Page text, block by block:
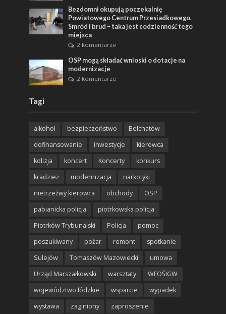
Bezdomni okupują poczekalnię
Powiatowego Centrum Przesiadkowego.
Smród i brud – taka jest codzienność tego
miejsca
2 komentarze
OSP mogą składać wnioski o dotacje na
modernizacje
2 komentarze
Tagi
alkohol bezpieczeństwo
Bełchatów
dofinansowanie
inwestycje
kierowca
kolizja
koncert Koncerty
konkurs
kradzież
modernizacja
narkotyki
nietrzeźwy kierowca
obchody
OSP
pabianicka policja
piotrkowska policja
Piotrków Trybunalski
Policja
pomoc
poszukiwany
pożar remont
spotkanie
Sulejów
Tomaszów Mazowiecki
umowa
Urząd Marszałkowski
warsztaty
WFOŚIGW
województwo łódzkie
wsparcie
wypadek
wystawa
zaginiony zaproszenie